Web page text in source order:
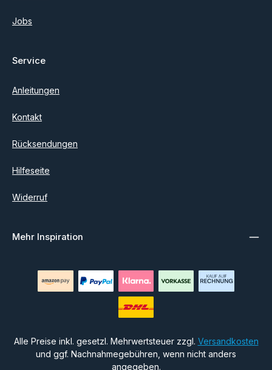
Jobs
Service
Anleitungen
Kontakt
Rücksendungen
Hilfeseite
Widerruf
Mehr Inspiration
Alle Preise inkl. gesetzl. Mehrwertsteuer zzgl. Versandkosten
und ggf. Nachnahmegebühren, wenn nicht anders
angegeben.